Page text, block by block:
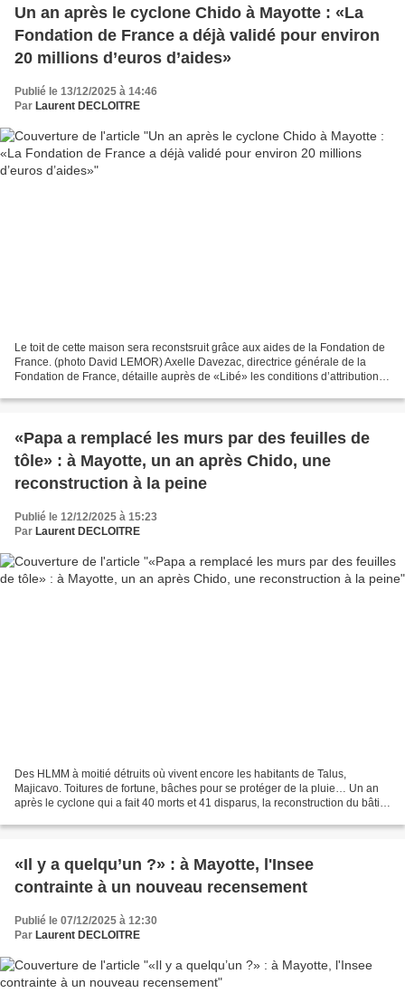
Un an après le cyclone Chido à Mayotte : «La
Fondation de France a déjà validé pour environ
20 millions d’euros d’aides»
Publié le 13/12/2025 à 14:46
Par Laurent DECLOITRE
Le toit de cette maison sera reconstsruit grâce aux aides de la Fondation de
France. (photo David LEMOR) Axelle Davezac, directrice générale de la
Fondation de France, détaille auprès de «Libé» les conditions d’attribution
«Papa a remplacé les murs par des feuilles de
tôle» : à Mayotte, un an après Chido, une
reconstruction à la peine
Publié le 12/12/2025 à 15:23
Par Laurent DECLOITRE
Des HLMM à moitié détruits où vivent encore les habitants de Talus,
Majicavo. Toitures de fortune, bâches pour se protéger de la pluie… Un an
après le cyclone qui a fait 40 morts et 41 disparus, la reconstruction du bâti
«Il y a quelqu’un ?» : à Mayotte, l'Insee
contrainte à un nouveau recensement
Publié le 07/12/2025 à 12:30
Par Laurent DECLOITRE